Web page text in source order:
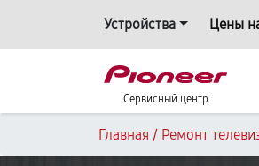
Устройства Цены
Сервисный центр
Главная / Ремонт